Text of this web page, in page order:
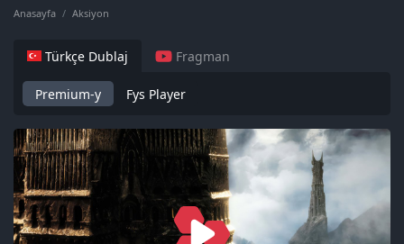
Anasayfa Aksiyon
Türkçe Dublaj Fragman
Premium-y Fys Player